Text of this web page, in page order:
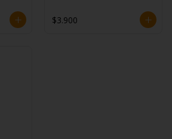
$3.900